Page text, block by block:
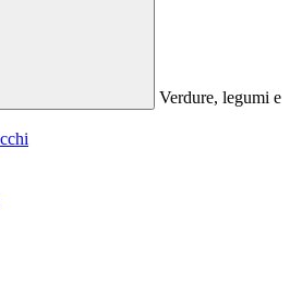
Verdure, legumi e